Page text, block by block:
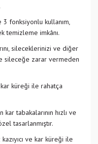
3 fonksiyonlu kullanım,
temizleme imkânı.
sileceklerinizi ve diğer
sileceğe zarar vermeden
kar küreği ile rahatça
tabakalarının hızlı ve
tasarlanmıştır.
ve kar küreği ile